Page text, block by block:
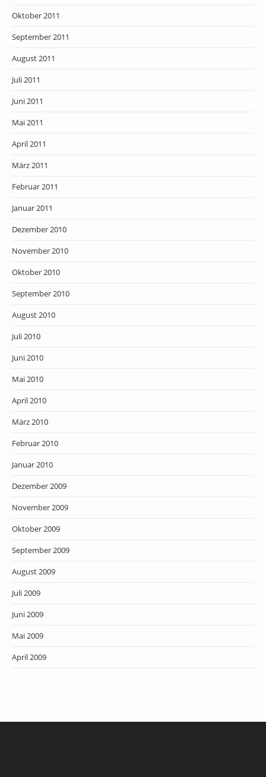
Oktober 2011
September 2011
August 2011
Juli 2011
Juni 2011
Mai 2011
April 2011
März 2011
Februar 2011
Januar 2011
Dezember 2010
November 2010
Oktober 2010
September 2010
August 2010
Juli 2010
Juni 2010
Mai 2010
April 2010
März 2010
Februar 2010
Januar 2010
Dezember 2009
November 2009
Oktober 2009
September 2009
August 2009
Juli 2009
Juni 2009
Mai 2009
April 2009